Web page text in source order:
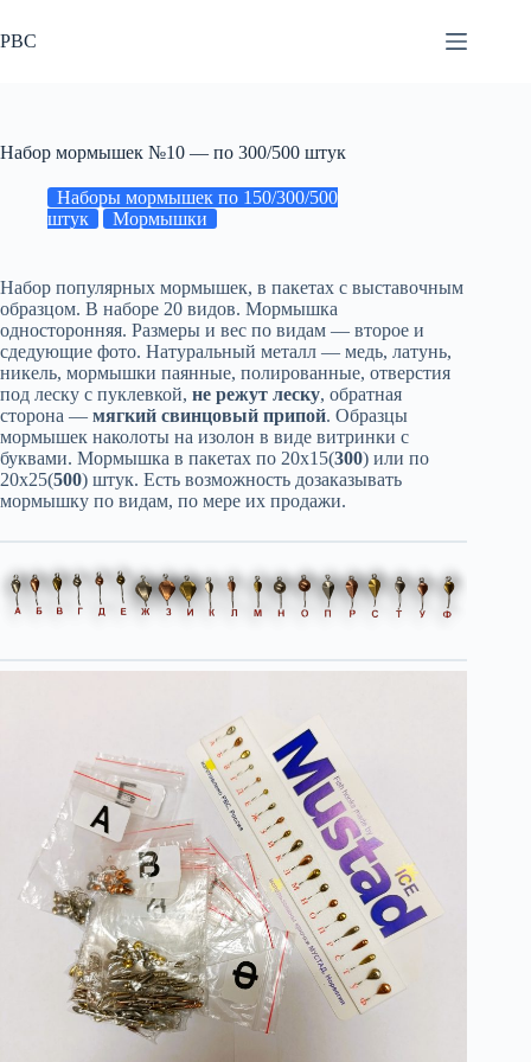
к
сути
РВС
Набор мормышек №10 — по 300/500 штук
Наборы мормышек по 150/300/500
штук
Мормышки
Набор популярных мормышек, в пакетах с выставочным
образцом. В наборе 20 видов. Мормышка
односторонняя. Размеры и вес по видам — второе и
сдедующие фото. Натуральный металл — медь, латунь,
никель, мормышки паянные, полированные, отверстия
под леску с пуклевкой, не режут леску, обратная
сторона — мягкий свинцовый припой. Образцы
мормышек наколоты на изолон в виде витринки с
буквами. Мормышка в пакетах по 20х15(300) или по
20х25(500) штук. Есть возможность дозаказывать
мормышку по видам, по мере их продажи.